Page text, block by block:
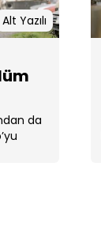
Alt Yazılı
da